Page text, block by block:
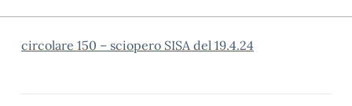
circolare 150 – sciopero SISA del 19.4.24